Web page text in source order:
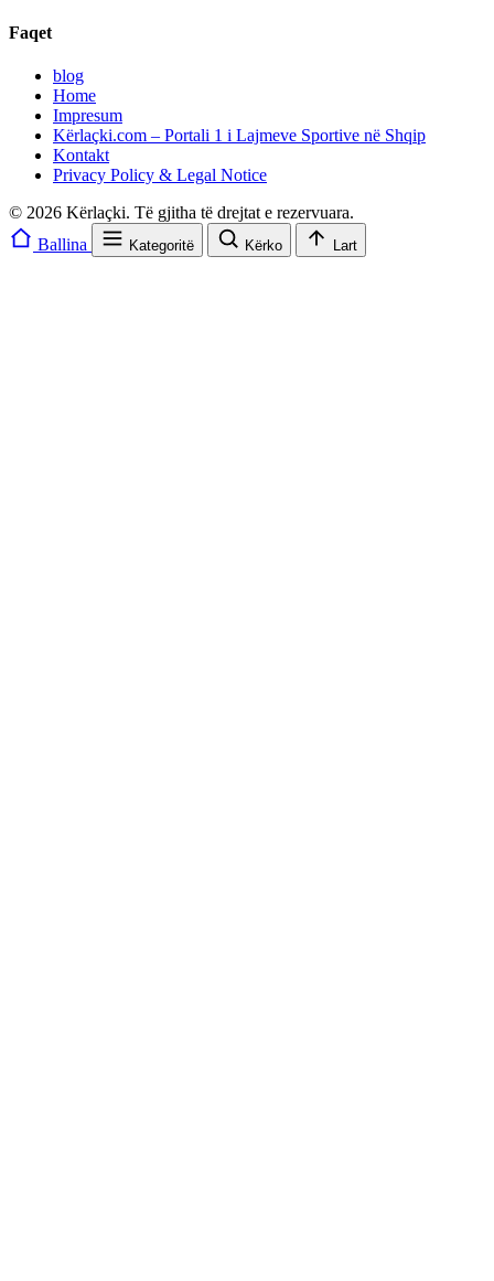
Faqet
blog
Home
Impresum
Kërlaçki.com – Portali 1 i Lajmeve Sportive në Shqip
Kontakt
Privacy Policy & Legal Notice
© 2026 Kërlaçki. Të gjitha të drejtat e rezervuara.
Ballina
Kategoritë Kërko Lart